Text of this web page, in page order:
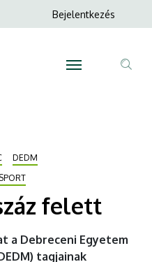
Anonim
menüje
Bejelentkezés
DEDM
SPORT
felett
a Debreceni Egyetem
tagjainak